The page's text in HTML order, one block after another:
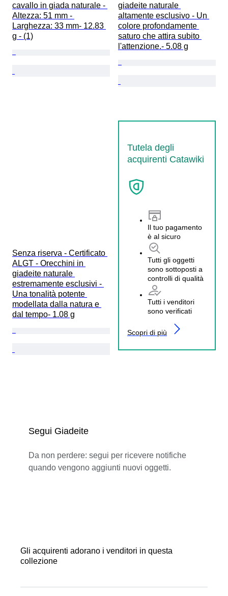
cavallo in giada naturale -
Altezza: 51 mm -
Larghezza: 33 mm- 12.83
g - (1)
giadeite naturale
altamente esclusivo - Un
colore profondamente
saturo che attira subito
l'attenzione.- 5.08 g
Senza riserva - Certificato
ALGT - Orecchini in
giadeite naturale
estremamente esclusivi -
Una tonalità potente
modellata dalla natura e
dal tempo- 1.08 g
Tutela degli
acquirenti Catawiki
Il tuo pagamento
è al sicuro
Tutti gli oggetti
sono sottoposti a
controlli di qualità
Tutti i venditori
sono verificati
Scopri di più
Segui Giadeite
Da non perdere: segui per ricevere notifiche
quando vengono aggiunti nuovi oggetti.
Gli acquirenti adorano i venditori in questa
collezione